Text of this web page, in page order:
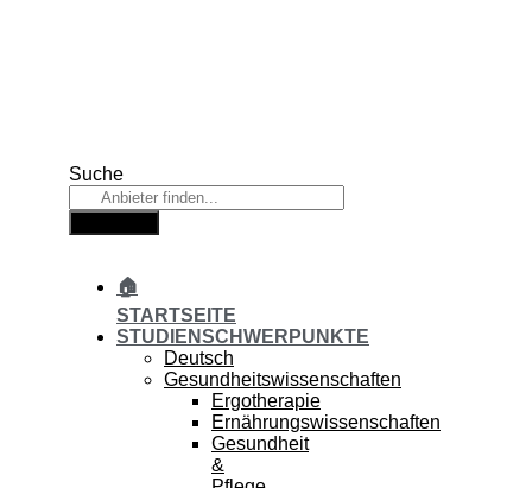
Suche
🏠
STARTSEITE
STUDIENSCHWERPUNKTE
Deutsch
Gesundheitswissenschaften
Ergotherapie
Ernährungswissenschaften
Gesundheit
&